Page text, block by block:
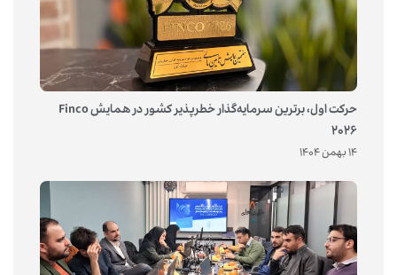
حرکت اول، برترین سرمایه‌گذار خطرپذیر کشور در همایش Finco
2026
14 بهمن 1404